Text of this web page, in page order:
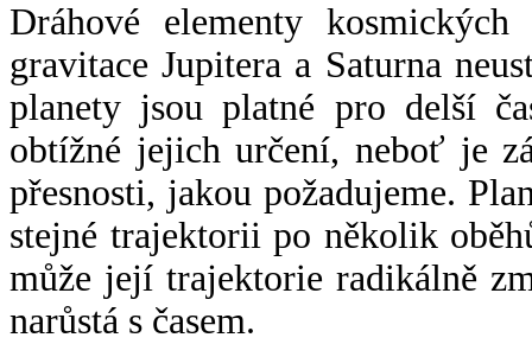
Dráhové elementy
gravitace Jupitera a Saturna
planety jsou platné pro delší
obtížné jejich určení, neboť je
přesnosti, jakou požadujeme.
stejné trajektorii po několik
může její trajektorie radikálně
narůstá s časem.